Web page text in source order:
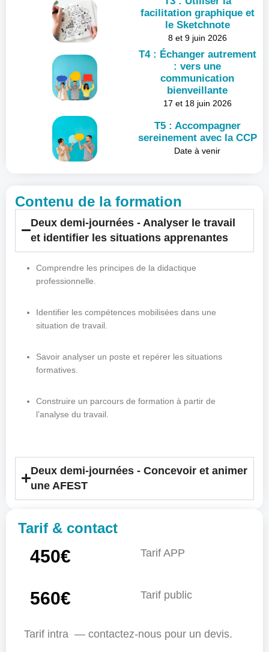
facilitation graphique et
le Sketchnote
8 et 9 juin 2026
T4 : Échanger autrement
: vers une
communication
bienveillante
17 et 18 juin 2026
T5 : Accompagner
sereinement avec la CCP
Date à venir
Contenu de la formation
Deux demi-journées - Analyser le travail
et identifier les situations apprenantes
Comprendre les principes de la didactique
professionnelle.
Identifier les compétences mobilisées dans une
situation de travail.
Savoir analyser un poste et repérer les situations
formatives.
Construire un parcours de formation à partir de
l’analyse du travail.
Deux demi-journées - Concevoir et animer
une AFEST
Tarif & contact
450€ Tarif APP
560€ Tarif public
Tarif intra — contactez-nous pour un devis.